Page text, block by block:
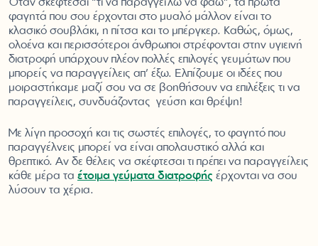
Όταν σκέφτεσαι “τι να παραγγείλω να φάω”, τα πρώτα
φαγητά που σου έρχονται στο μυαλό μάλλον είναι το
κλασικό σουβλάκι, η πίτσα και το μπέργκερ. Καθώς, όμως,
ολοένα και περισσότεροι άνθρωποι στρέφονται στην υγιεινή
διατροφή υπάρχουν πλέον πολλές επιλογές γευμάτων που
μπορείς να παραγγείλεις απ’ έξω. Ελπίζουμε οι ιδέες που
μοιραστήκαμε μαζί σου να σε βοηθήσουν να επιλέξεις τι να
παραγγείλεις, συνδυάζοντας γεύση και θρέψη!
Με λίγη προσοχή και τις σωστές επιλογές, το φαγητό που
παραγγέλνεις μπορεί να είναι απολαυστικό αλλά και
θρεπτικό. Αν δε θέλεις να σκέφτεσαι τι πρέπει να παραγγείλεις
κάθε μέρα τα έτοιμα γεύματα διατροφής έρχονται να σου
λύσουν τα χέρια.